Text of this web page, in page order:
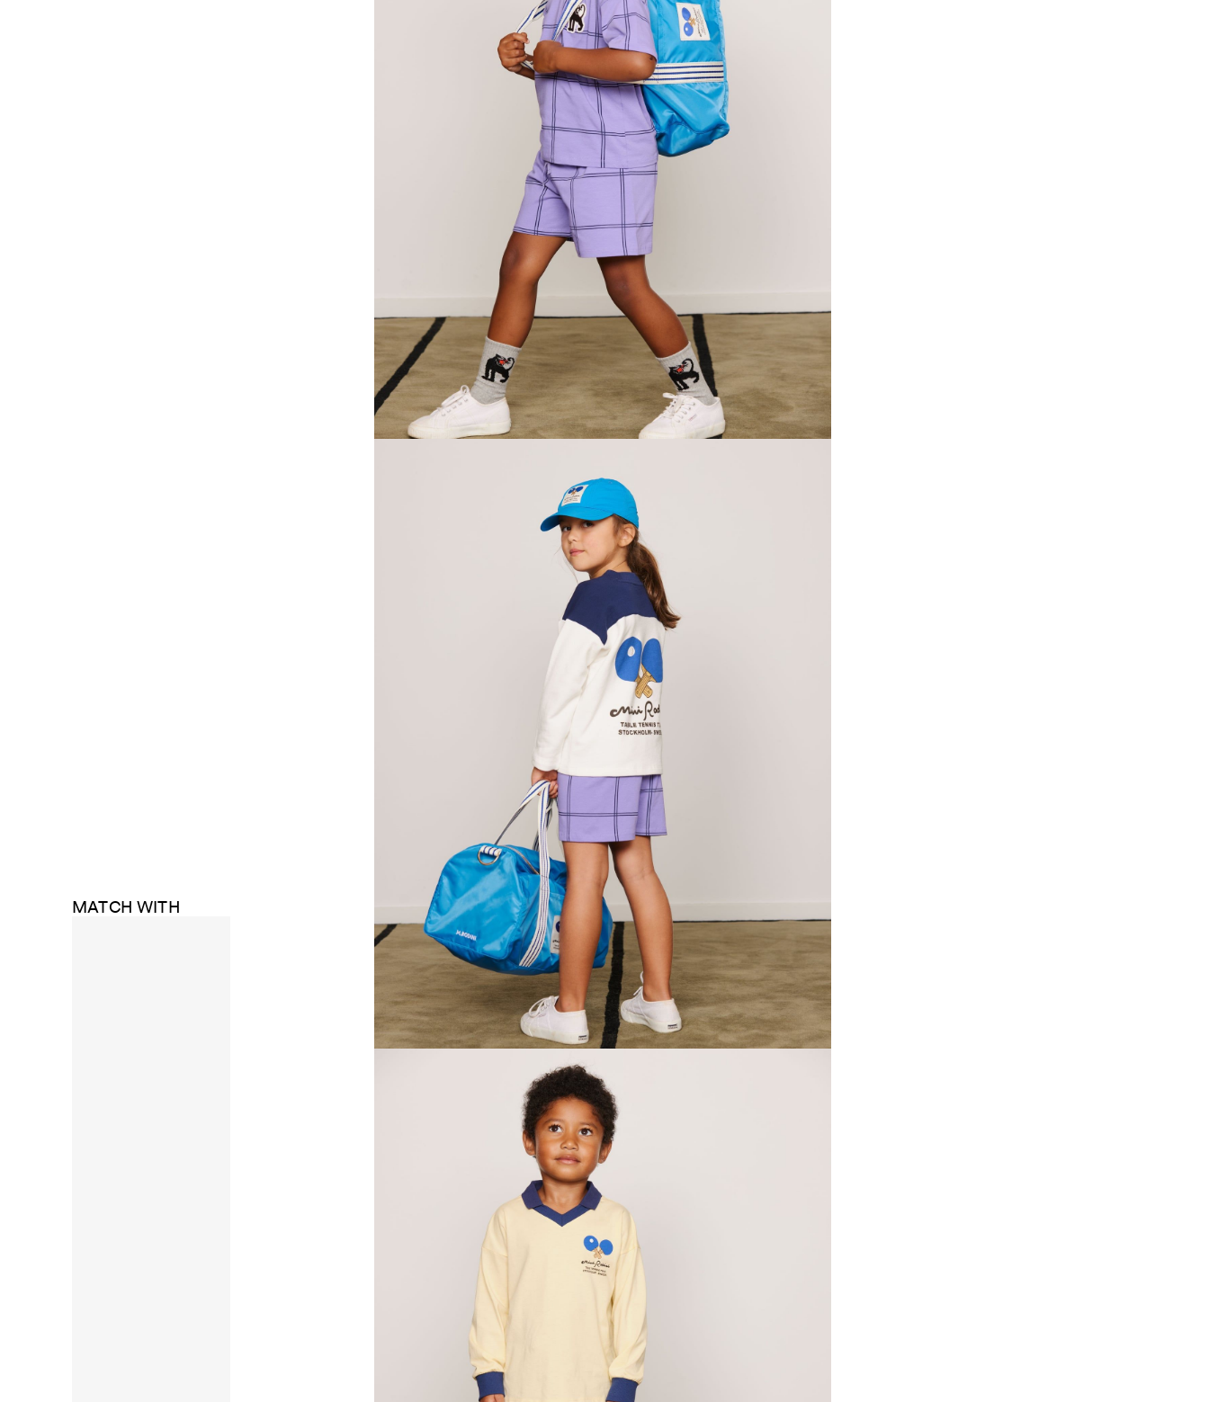
MATCH WITH